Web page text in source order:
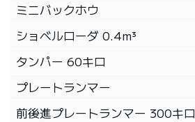
ミニバックホウ
ショベルローダ 0.4m³
タンパー 60キロ
プレートランマー
前後進プレートランマー 300キロ